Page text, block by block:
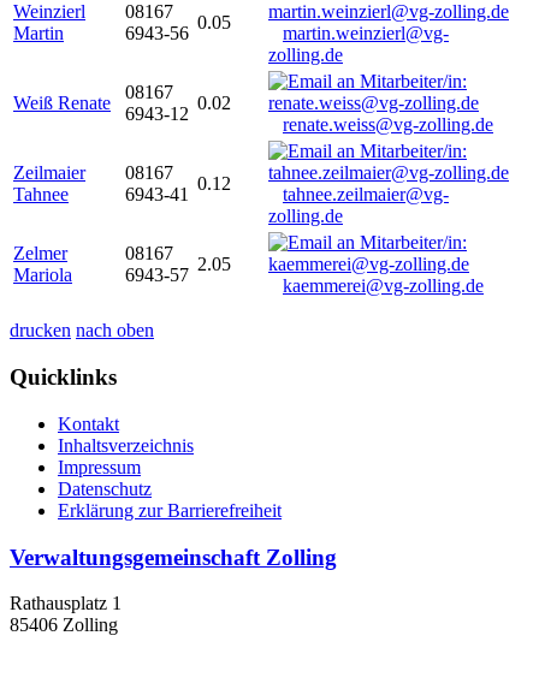
Weinzierl
Martin
08167
6943-56
0.05
martin.weinzierl@vg-
zolling.de
Weiß Renate
08167
6943-12
0.02
renate.weiss@vg-zolling.de
Zeilmaier
Tahnee
08167
6943-41
0.12
tahnee.zeilmaier@vg-
zolling.de
Zelmer
Mariola
08167
6943-57
2.05
kaemmerei@vg-zolling.de
drucken nach oben
Quicklinks
Kontakt
Inhaltsverzeichnis
Impressum
Datenschutz
Erklärung zur Barrierefreiheit
Verwaltungsgemeinschaft Zolling
Rathausplatz 1
85406 Zolling